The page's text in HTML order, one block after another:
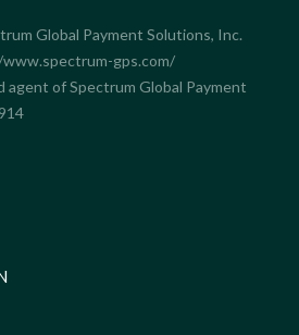
Global Payment Solutions, Inc.
gps.com/
agent of Spectrum Global Payment